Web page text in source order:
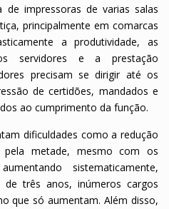
de impressoras de varias salas
principalmente em comarcas
a produtividade, as
servidores e a prestação
precisam se dirigir até os
de certidões, mandados e
ao cumprimento da função.
dificuldades como a redução
pela metade, mesmo com os
sistematicamente,
de três anos, inúmeros cargos
que só aumentam. Além disso,